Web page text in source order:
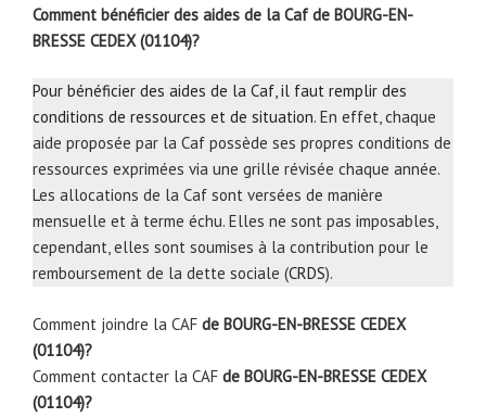
Comment bénéficier des aides de la Caf de BOURG-EN-
BRESSE CEDEX (01104)?
Pour bénéficier des aides de la Caf, il faut remplir des
conditions de ressources et de situation. En effet, chaque
aide proposée par la Caf possède ses propres conditions de
ressources exprimées via une grille révisée chaque année.
Les allocations de la Caf sont versées de manière
mensuelle et à terme échu. Elles ne sont pas imposables,
cependant, elles sont soumises à la contribution pour le
remboursement de la dette sociale (CRDS).
Comment joindre la CAF de BOURG-EN-BRESSE CEDEX
(01104)?
Comment contacter la CAF de BOURG-EN-BRESSE CEDEX
(01104)?